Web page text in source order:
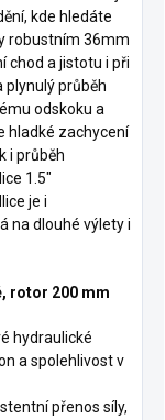
kde hledáte
robustním 36mm
chod a jistotu i při
plynulý průběh
odskoku a
hladké zachycení
i průběh
1.5"
je i
na dlouhé výlety i
rotor 200 mm
hydraulické
a spolehlivost v
přenos síly,